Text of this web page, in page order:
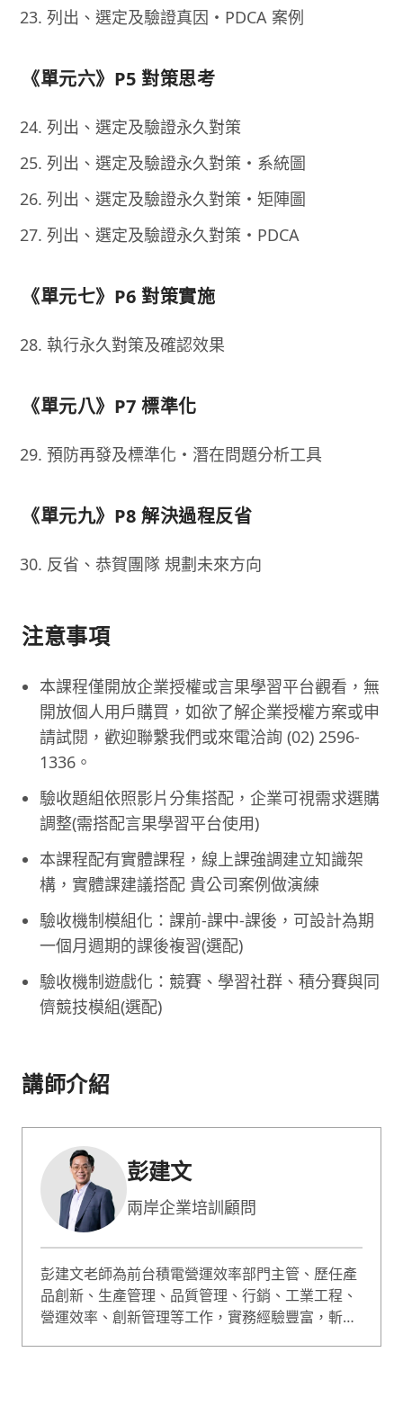
列出、選定及驗證真因・PDCA 案例
《單元六》P5 對策思考
列出、選定及驗證永久對策
列出、選定及驗證永久對策・系統圖
列出、選定及驗證永久對策・矩陣圖
列出、選定及驗證永久對策・PDCA
《單元七》P6 對策實施
執行永久對策及確認效果
《單元八》P7 標準化
預防再發及標準化・潛在問題分析工具
《單元九》P8 解決過程反省
反省、恭賀團隊 規劃未來方向
注意事項
本課程僅開放企業授權或言果學習平台觀看，無
開放個人用戶購買，如欲了解企業授權方案或申
請試閱，歡迎聯繫我們或來電洽詢 (02) 2596-
1336。
驗收題組依照影片分集搭配，企業可視需求選購
調整(需搭配言果學習平台使用)
本課程配有實體課程，線上課強調建立知識架
構，實體課建議搭配 貴公司案例做演練
驗收機制模組化：課前-課中-課後，可設計為期
一個月週期的課後複習(選配)
驗收機制遊戲化：競賽、學習社群、積分賽與同
儕競技模組(選配)
講師介紹
彭建文
兩岸企業培訓顧問
彭建文老師為前台積電營運效率部門主管、歷任產
品創新、生產管理、品質管理、行銷、工業工程、
營運效率、創新管理等工作，實務經驗豐富，斬獲